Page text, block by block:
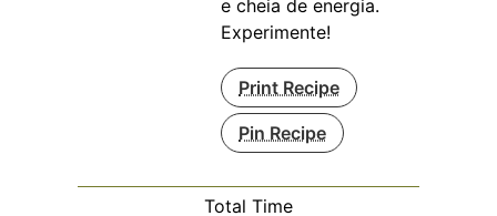
e cheia de energia.
Experimente!
Print Recipe
Pin Recipe
Total Time